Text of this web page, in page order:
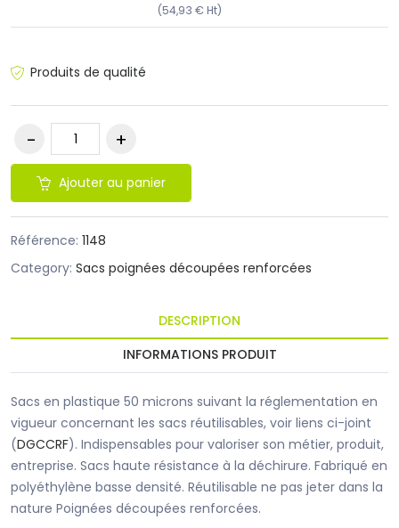
(54,93 € Ht)
Produits de qualité
Ajouter au panier
Référence: 1148
Category: Sacs poignées découpées renforcées
DESCRIPTION
INFORMATIONS PRODUIT
Sacs en plastique 50 microns suivant la réglementation en
vigueur concernant les sacs réutilisables, voir liens ci-joint
(DGCCRF). Indispensables pour valoriser son métier, produit,
entreprise. Sacs haute résistance à la déchirure. Fabriqué en
polyéthylène basse densité. Réutilisable ne pas jeter dans la
nature Poignées découpées renforcées.